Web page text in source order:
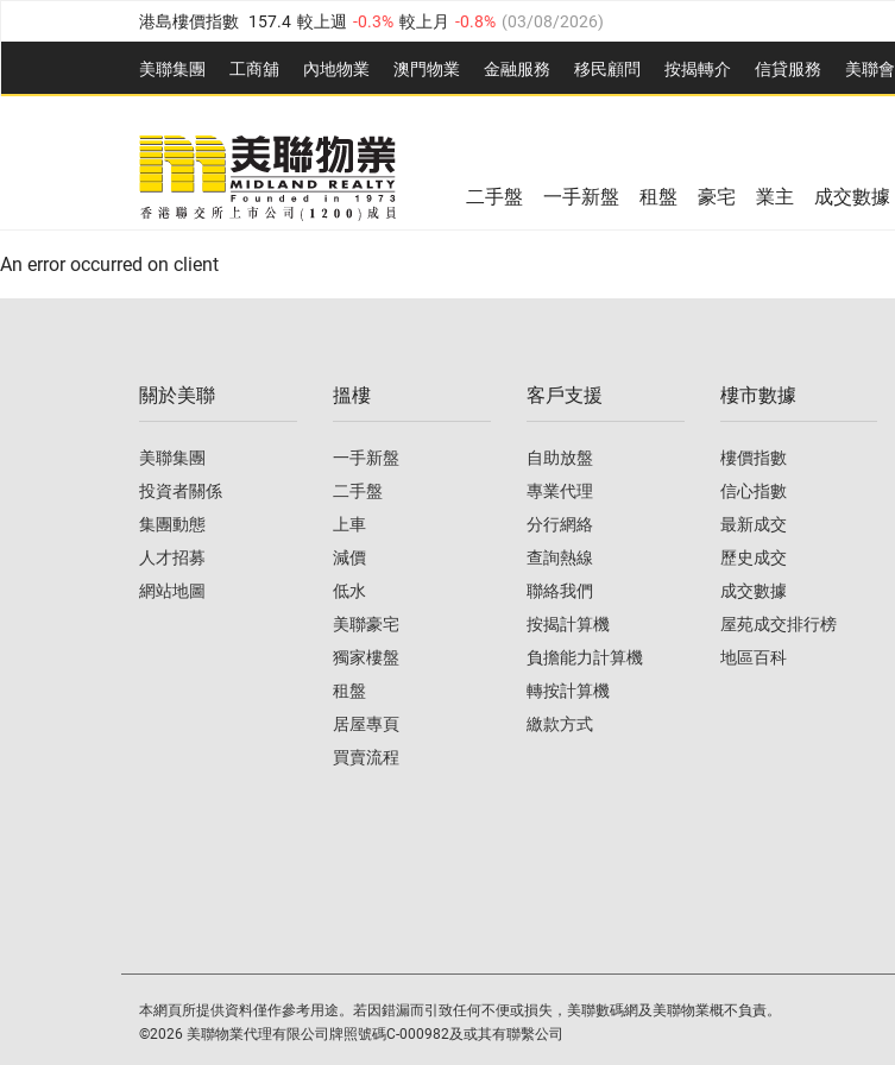
港島樓價指數 157.4 較上週 -0.3% 較上月 -0.8% (03/08/2026)
九龍樓價指數 156.4 較上週 -0.1% 較上月 0.3% (03/08/2026)
新界樓價指數 134.8 較上週 0.1% 較上月 0.9% (03/08/2026)
美聯信心指數 77.1 較上週 0.7% 較上月
美聯集團 工商舖 內地物業 澳門物業 金融服務 移民顧問 按揭轉介 信貸服務 美聯會
全港樓價指數 149.1 較上週 0% 較上月
美聯信心指數 較上週 0.7% 03/08/2026)
二手盤 一手新盤 租盤 豪宅 業主 成交數據
An error occurred on client
關於美聯
美聯集團
投資者關係
集團動態
人才招募
網站地圖
搵樓
一手新盤
二手盤
上車
減價
低水
美聯豪宅
獨家樓盤
租盤
居屋專頁
買賣流程
客戶支援
自助放盤
專業代理
分行網絡
查詢熱線
聯絡我們
按揭計算機
負擔能力計算機
轉按計算機
繳款方式
樓市數據
樓價指數
信心指數
最新成交
歷史成交
成交數據
屋苑成交排行榜
地區百科
本網頁所提供資料僅作參考用途。若因錯漏而引致任何不便或損失，美聯數碼網及美聯物業概不負責。
©2026 美聯物業代理有限公司牌照號碼C-000982及或其有聯繫公司